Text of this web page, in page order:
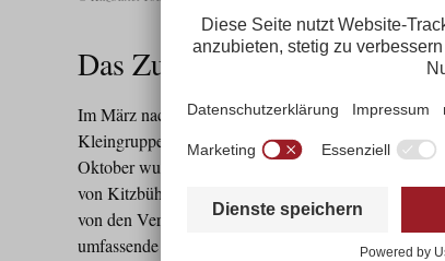
Das Zukunftsbild von
Im März nach offener Ausschreibung gestartet,
Kleingruppenmeetings am Zukunftsbild von
Oktober wurde ein einstimmiges Zeichen für eine
von Kitzbühel Tourismus steht voll umfänglich
von den VertreterInnen diverser Stakeholder
umfassende Präsentation der Inhalte in diversen